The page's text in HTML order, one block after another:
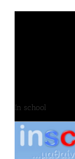
In school